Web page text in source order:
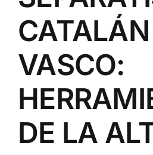
VASCO:
DE LA